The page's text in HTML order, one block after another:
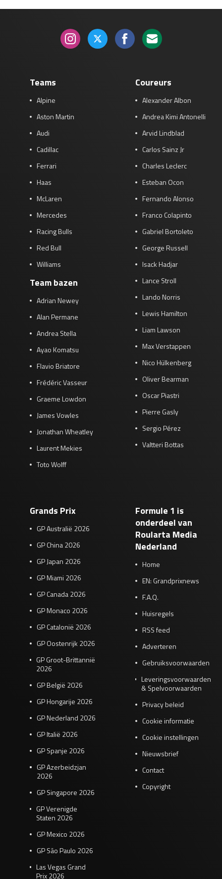
Teams
Alpine
Aston Martin
Audi
Cadillac
Ferrari
Haas
McLaren
Mercedes
Racing Bulls
Red Bull
Williams
Team bazen
Adrian Newey
Alan Permane
Andrea Stella
Ayao Komatsu
Flavio Briatore
Frédéric Vasseur
Graeme Lowdon
James Vowles
Jonathan Wheatley
Laurent Mekies
Toto Wolff
Coureurs
Alexander Albon
Andrea Kimi Antonelli
Arvid Lindblad
Carlos Sainz Jr
Charles Leclerc
Esteban Ocon
Fernando Alonso
Franco Colapinto
Gabriel Bortoleto
George Russell
Isack Hadjar
Lance Stroll
Lando Norris
Lewis Hamilton
Liam Lawson
Max Verstappen
Nico Hülkenberg
Oliver Bearman
Oscar Piastri
Pierre Gasly
Sergio Pérez
Valtteri Bottas
Grands Prix
GP Australië 2026
GP China 2026
GP Japan 2026
GP Miami 2026
GP Canada 2026
GP Monaco 2026
GP Catalonië 2026
GP Oostenrijk 2026
GP Groot-Brittannië
2026
GP België 2026
GP Hongarije 2026
GP Nederland 2026
GP Italië 2026
GP Spanje 2026
GP Azerbeidzjan
2026
GP Singapore 2026
GP Verenigde
Staten 2026
GP Mexico 2026
GP São Paulo 2026
Las Vegas Grand
Prix 2026
Formule 1 is
onderdeel van
Roularta Media
Nederland
Home
EN: Grandprixnews
F.A.Q.
Huisregels
RSS feed
Adverteren
Gebruiksvoorwaarden
Leveringsvoorwaarden
& Spelvoorwaarden
Privacy beleid
Cookie informatie
Cookie instellingen
Nieuwsbrief
Contact
Copyright